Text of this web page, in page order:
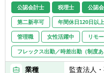
福岡：会
北海道：
公認会計士 税理士 公認
第二新卒可 年間休日120日以上
管理職 女性活躍中 リモ
フレックス出勤／時差出勤（制度あ
業種 監査法人